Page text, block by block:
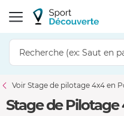
Voir Stage de pilotage 4x4 en
Stage de Pilotage